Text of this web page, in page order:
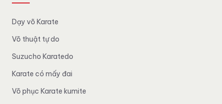
Dạy võ Karate
Võ thuật tự do
Suzucho Karatedo
Karate có mấy đai
Võ phục Karate kumite